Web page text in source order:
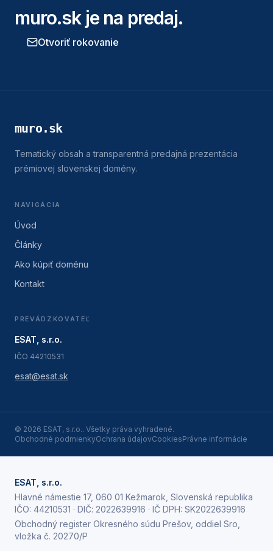
muro.skje na predaj.
Otvoriť rokovanie
muro.sk
Tematický obsah a transparentná predajná prezentácia
prémiovej slovenskej domény.
NAVIGÁCIA
Úvod
Články
Ako kúpiť doménu
Kontakt
PREVÁDZKOVATEĽ
ESAT, s.r.o.
IČO 44210531
esat@esat.sk
© 2026 ESAT, s.r.o.. Všetky práva vyhradené.
Obchodné podmienkyOchrana údajovCookiesPrávne informácie
ESAT, s.r.o.
Hlavné námestie 17, 060 01 Kežmarok, Slovenská republika
IČO: 44210531 · DIČ: 2022639916 · IČ DPH: SK2022639916
Obchodný register Okresného súdu Prešov, oddiel Sro,
vložka č. 20270/P